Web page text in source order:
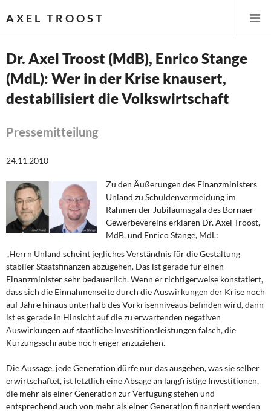
AXEL TROOST
Startseite
Leitlinien linker Wirtschafts- und Finanzpolitik
Wirtschaftspolitik
Steuer- und Finanzpolitik
Öffentliche Infrastruktur und Daseinsvorsorge
Eurokrise und Griechenland
DIE LINKE
Weitere Themen
Memo-Gruppe
Institut Solidarische Moderne
Rosa-Luxemburg-Stiftung
Dr. Axel Troost (MdB), Enrico Stange
(MdL): Wer in der Krise knausert,
destabilisiert die Volkswirtschaft
Pressemitteilung
24.11.2010
Zu den Äußerungen des Finanzministers
Unland zu Schuldenvermeidung im
Rahmen der Jubiläumsgala des Bornaer
Gewerbevereins erklären Dr. Axel Troost,
MdB, und Enrico Stange, MdL:
„Herrn Unland scheint jegliches Verständnis für die Gestaltung
stabiler Staatsfinanzen abzugehen. Das ist gerade für einen
Finanzminister sehr bedauerlich. Wenn er richtigerweise konstatiert,
dass sich die Einnahmenseite durch die Auswirkungen der Krise noch
auf Jahre hinaus unterhalb des Vorkrisenniveaus befinden wird, dann
ist es gerade in Hinsicht auf die zu erwartenden negativen
Auswirkungen auf staatliche Investitionsleistungen falsch, die
Kürzungsschraube noch enger anzuziehen.
Die Aussage, jede Generation dürfe nur das ausgeben, was sie selber
erwirtschaftet, ist letztlich eine Absage an langfristige Investitionen,
die mehr als einer Generation zur Verfügung stehen und
entsprechend auch von mehr als einer Generation finanziert werden